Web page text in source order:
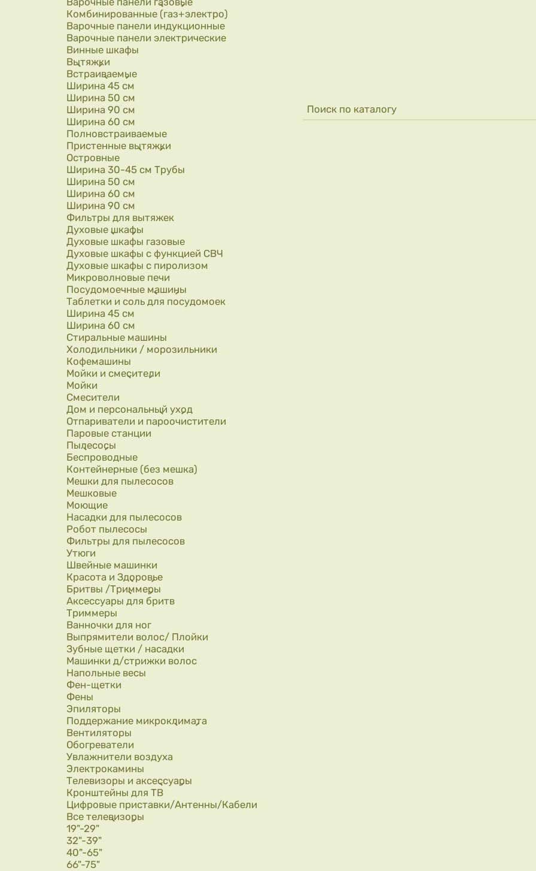
Комбинированные (газ+электро)
Варочные панели индукционные
Варочные панели электрические
Винные шкафы
Вытяжки
Встраиваемые
Ширина 45 см
Ширина 50 см
Ширина 90 см
Ширина 60 см
Полновстраиваемые
Пристенные вытяжки
Островные
Ширина 30-45 см Трубы
Ширина 50 см
Ширина 60 см
Ширина 90 см
Фильтры для вытяжек
Духовые шкафы
Духовые шкафы газовые
Духовые шкафы с функцией СВЧ
Духовые шкафы с пиролизом
Микроволновые печи
Посудомоечные машины
Таблетки и соль для посудомоек
Ширина 45 см
Ширина 60 см
Стиральные машины
Холодильники / морозильники
Кофемашины
Мойки и смесители
Мойки
Смесители
Дом и персональный уход
Отпариватели и пароочистители
Паровые станции
Пылесосы
Беспроводные
Контейнерные (без мешка)
Мешки для пылесосов
Мешковые
Моющие
Насадки для пылесосов
Робот пылесосы
Фильтры для пылесосов
Утюги
Швейные машинки
Красота и Здоровье
Бритвы /Триммеры
Аксессуары для бритв
Триммеры
Ванночки для ног
Выпрямители волос/ Плойки
Зубные щетки / насадки
Машинки д/стрижки волос
Напольные весы
Фен-щетки
Фены
Эпиляторы
Поддержание микроклимата
Вентиляторы
Обогреватели
Увлажнители воздуха
Электрокамины
Телевизоры и аксессуары
Кронштейны для ТВ
Цифровые приставки/Антенны/Кабели
Все телевизоры
19"-29"
32"-39"
40"-65"
66"-75"
Форма поиска
Поиск